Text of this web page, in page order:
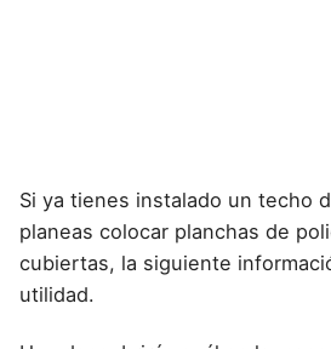
Si ya tienes instalado un techo
planeas colocar planchas de
cubiertas, la siguiente
utilidad.